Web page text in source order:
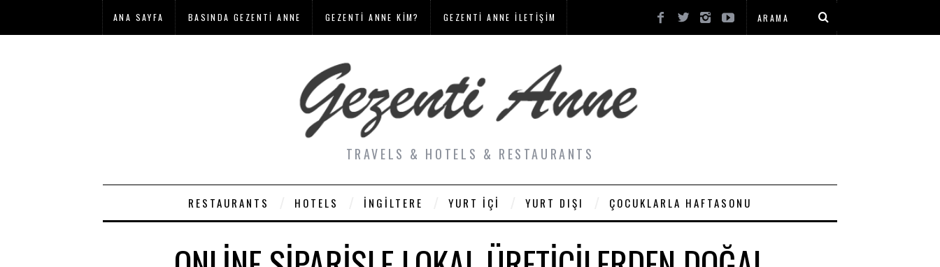
ANA SAYFA BASINDA GEZENTI ANNE GEZENTI ANNE KIM? GEZENTI ANNE İLETIŞIM
TRAVELS & HOTELS & RESTAURANTS
RESTAURANTS HOTELS İNGILTERE YURT İÇI YURT DIŞI ÇOCUKLARLA HAFTASONU